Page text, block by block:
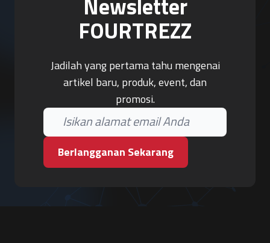
FOURTREZZ
Jadilah yang pertama tahu mengenai
artikel baru, produk, event, dan
promosi.
Berlangganan Sekarang